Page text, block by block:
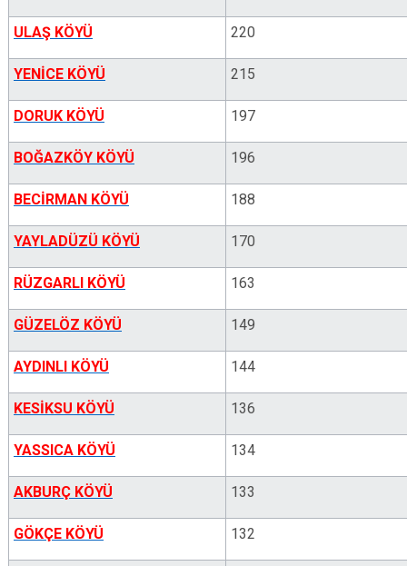
ULAŞ KÖYÜ 220
YENİCE KÖYÜ 215
DORUK KÖYÜ 197
BOĞAZKÖY KÖYÜ 196
BECİRMAN KÖYÜ 188
YAYLADÜZÜ KÖYÜ 170
RÜZGARLI KÖYÜ 163
GÜZELÖZ KÖYÜ 149
AYDINLI KÖYÜ 144
KESİKSU KÖYÜ 136
YASSICA KÖYÜ 134
AKBURÇ KÖYÜ 133
GÖKÇE KÖYÜ 132